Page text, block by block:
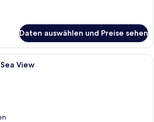
Daten auswählen und Preise sehen
Ein Hotelzimmer mit Bett, zwei
View